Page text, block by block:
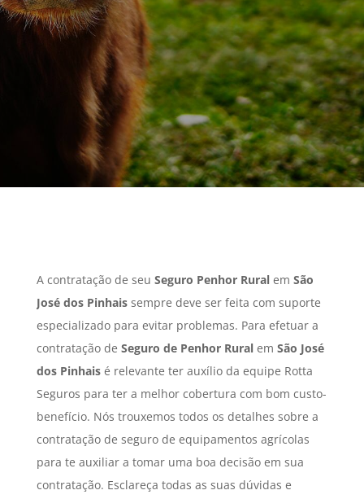
A contratação de seu Seguro Penhor Ruralem São
José dos Pinhaissempre deve ser feita com suporte
especializado para evitar problemas. Para efetuar a
contratação de Seguro de Penhor Ruralem São José
dos Pinhaisé relevante ter auxílio da equipe Rotta
Seguros para ter a melhor cobertura com bom custo-
benefício. Nós trouxemos todos os detalhes sobre a
contratação de seguro de equipamentos agrícolas
para te auxiliar a tomar uma boa decisão em sua
contratação. Esclareça todas as suas dúvidas e